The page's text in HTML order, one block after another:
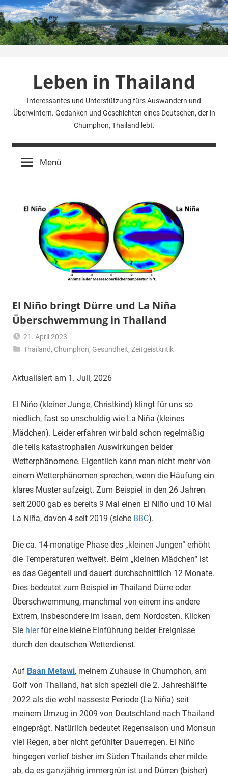
Zum
Inhalt
springen
Leben in Thailand
Interessantes und Unterstützung fürs Auswandern und
Überwintern. Gedanken und Geschichten eines Deutschen, der in
Chumphon, Thailand lebt.
Menü
El Niño bringt Dürre und La Niña
Überschwemmung in Thailand
21. April 2023
Matt
Thailand, Chumphon, Gesundheit,Zeitgeistkritik
Aktualisiert am 1. Juli, 2026
El Niño (kleiner Junge, Christkind) klingt für uns so
niedlich, fast so unschuldig wie La Niña (kleines
Mädchen). Leider erfahren wir bald schon regelmäßig
die teils katastrophalen Auswirkungen beider
Wetterphänomene. Eigentlich kann man nicht mehr von
einem Wetterphänomen sprechen, wenn die Häufung ein
klares Muster aufzeigt. Zum Beispiel in den 26 Jahren
seit 2000 gab es bereits 9 Mal einen El Niño und 10 Mal
La Niña, davon 4 seit 2019 (siehe BBC).
Die ca. 14-monatige Phase des „kleinen Jungen“ erhöht
die Temperaturen weltweit. Beim „kleinen Mädchen“ ist
es das Gegenteil und dauert durchschnittlich 12 Monate.
Dies bedeutet zum Beispiel in Thailand Dürre oder
Überschwemmung, manchmal von einem ins andere
Extrem, insbesondere im Isaan, dem Nordosten. Klicken
Sie hierfür eine kleine Einführung beider Ereignisse
durch den deutschen Wetterdienst.
Auf Baan Metawi, meinem Zuhause in Chumphon, am
Golf von Thailand, hat sich speziell die 2. Jahreshälfte
2022 als die wohl nasseste Periode (La Niña) seit
meinem Umzug in 2009 von Deutschland nach Thailand
eingeprägt. Natürlich bedeutet Regensaison und Monsun
viel Regen, aber nicht gefühlter Dauerregen. El Niño
hingegen verlief bisher im Süden Thailands eher milde
ab, da es ganzjährig immergrün ist und Dürren (bisher)